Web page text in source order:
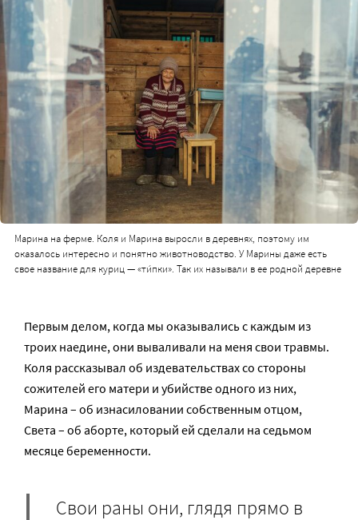
Марина на ферме. Коля и Марина выросли в деревнях, поэтому им
оказалось интересно и понятно животноводство. У Марины даже есть
свое название для куриц — «ти́пки». Так их называли в ее родной деревне
Первым делом, когда мы оказывались с каждым из
троих наедине, они вываливали на меня свои травмы.
Коля рассказывал об издевательствах со стороны
сожителей его матери и убийстве одного из них,
Марина – об изнасиловании собственным отцом,
Света – об аборте, который ей сделали на седьмом
месяце беременности.
Свои раны они, глядя прямо в